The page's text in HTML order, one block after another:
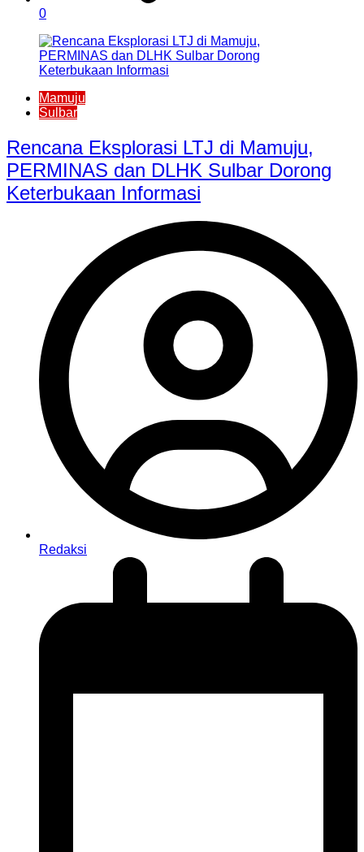
0
Mamuju
Sulbar
Rencana Eksplorasi LTJ di Mamuju,
PERMINAS dan DLHK Sulbar Dorong
Keterbukaan Informasi
Redaksi